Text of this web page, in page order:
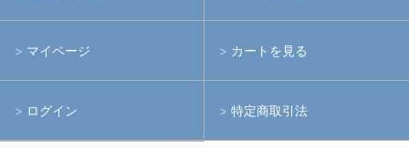
アームシステム
アクションカメラ(GoPro等)
マイページ カートを見る
ログイン 特定商取引法